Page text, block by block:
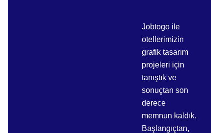
Jobtogo ile
otellerimizin
grafik tasarım
projeleri için
tanıştık ve
sonuçtan son
derece
memnun kaldık.
Başlangıçtan,